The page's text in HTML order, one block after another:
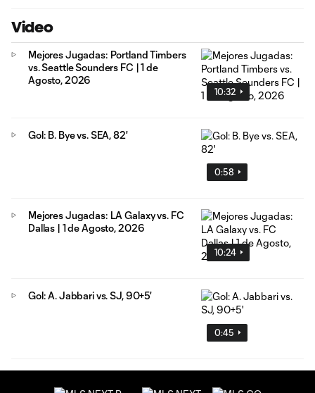
Video
10:32
Mejores Jugadas: Portland Timbers
vs. Seattle Sounders FC | 1 de
Agosto, 2026
0:58
Gol: B. Bye vs. SEA, 82'
10:24
Mejores Jugadas: LA Galaxy vs. FC
Dallas | 1 de Agosto, 2026
0:45
Gol: A. Jabbari vs. SJ, 90+5'